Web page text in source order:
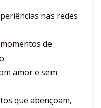
nas redes
de
amor e sem
que abençoam,